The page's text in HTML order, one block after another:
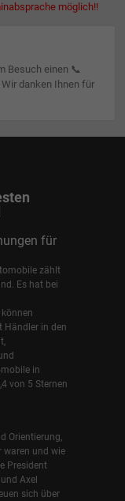
möglich!!
Besuch einen 📞
danken Ihnen für
für
zählt
Es hat bei
Händler in den
in
von 5 Sternen
Orientierung,
waren und wie
President
Axel
sich über